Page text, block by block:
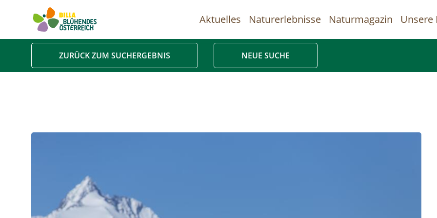
Hauptnavigation
Aktuelles Naturerlebnisse Naturmagazin Unsere
ZURÜCK ZUM SUCHERGEBNIS NEUE SUCHE